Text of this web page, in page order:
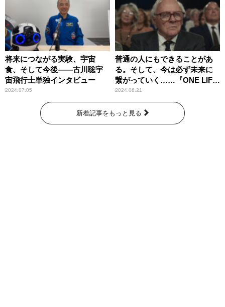
将来につながる実験、宇宙
食、そして今後――古川聡宇
宙飛行士単独インタビュー
2024.07.05
普通の人にもできることがあ
る。そして、今は必ず未来に
繋がっていく……『ONE LIFE
奇跡が繋いだ6000の命』
2024.06.21
新着記事をもっと見る